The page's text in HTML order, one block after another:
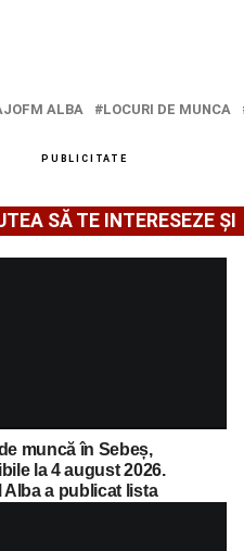
ALBA LOCURI DE MUNCA
PUBLICITATE
SĂ TE INTERESEZE ȘI
muncă în Sebeș,
la 4 august 2026.
Alba a publicat lista